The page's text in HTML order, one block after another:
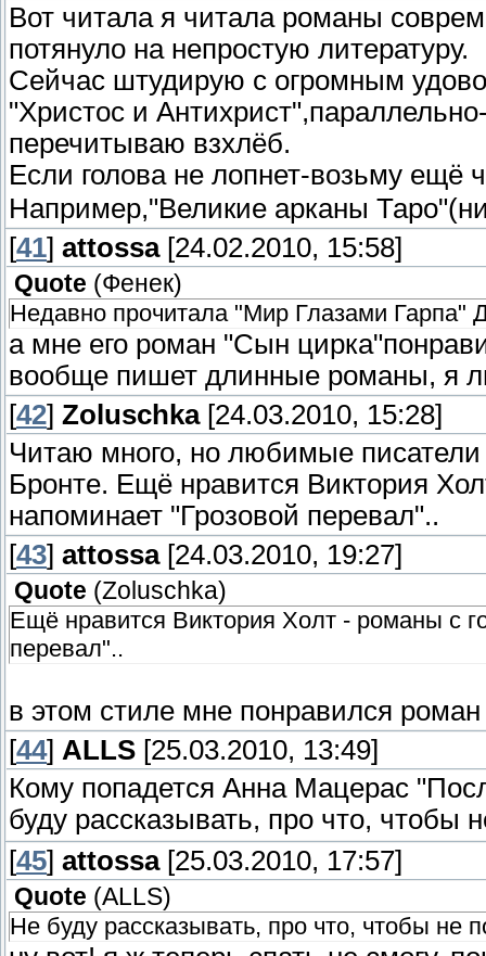
Вот читала я читала романы
потянуло на непростую литературу.
Сейчас штудирую с огромным
"Христос и
перечитываю взхлёб.
Если голова не лопнет-возьму ещё
Например,"Великие арканы
[41] attossa[24.02.2010, 15:58]
Quote (Фенек)
Недавно прочитала "Мир Глазами Гарпа"
а мне его роман "Сын
вообще пишет длинные романы, я
[42] Zoluschka[24.03.2010, 15:28]
Читаю много, но любимые
Бронте. Ещё нравится Виктория
напоминает "Грозовой перевал"..
[43] attossa[24.03.2010, 19:27]
Quote (Zoluschka)
Ещё нравится Виктория Холт - романы с
перевал"..
в этом стиле мне понравился
[44] ALLS [25.03.2010, 13:49]
Кому попадется Анна Мацерас
буду рассказывать, про что, чтобы
[45] attossa[25.03.2010, 17:57]
Quote (ALLS)
Не буду рассказывать, про что, чтобы не